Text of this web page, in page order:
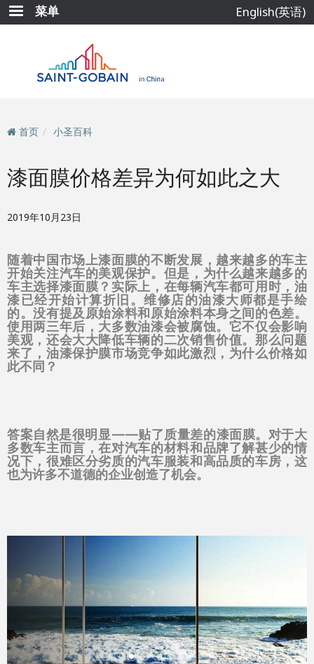
跳
转
菜单 English(英语)
首页 小圣百科
漆面膜价格差异为何如此之大
2019年10月23日
随着中国市场上漆面膜的不断发展，越来越多的车主
开始关注汽车的美观保护。但是，为什么越来越多的
车主选择漆面膜？实际上，在每辆汽车都可用时，油
漆已经开始计算折旧。维修店的油漆大师都是手绘
的。没有提及原始涂料和原始涂料本身之间的色差。
使用两三年后，大多数油漆会被腐蚀。它不仅会影响
美观，还会大大降低车辆的二次销售价值。那么问题
来了，油漆保护膜市场竞争如此激烈，为什么价格如
此不同？
答案自然是很明显——贴了质量差的漆面膜。对于大
多数车主而言，在对汽车的材料和品牌了解甚少的情
况下，很难区分劣质的汽车服装和高品质的车房，这
也为许多不道德的企业创造了机会。